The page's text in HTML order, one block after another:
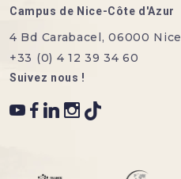
Campus de Nice-Côte d'Azur
4 Bd Carabacel, 06000 Nice
+33 (0) 4 12 39 34 60
Suivez nous !